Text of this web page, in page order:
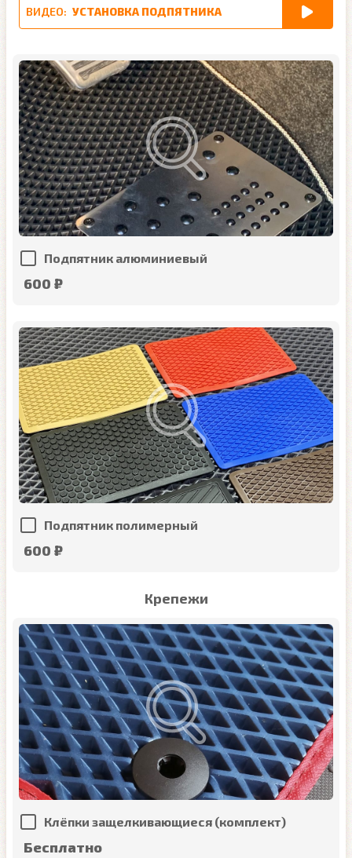
ВИДЕО: УСТАНОВКА ПОДПЯТНИКА
Подпятник алюминиевый
600 ₽
Подпятник полимерный
600 ₽
Крепежи
Клёпки защелкивающиеся (комплект)
Бесплатно